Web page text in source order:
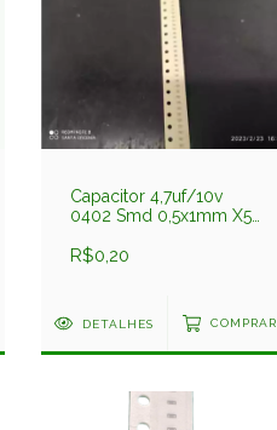
Capacitor 4,7uf/10v
0402 Smd 0,5x1mm X5r
Darfon
R$0,20
DETALHES COMPRAR